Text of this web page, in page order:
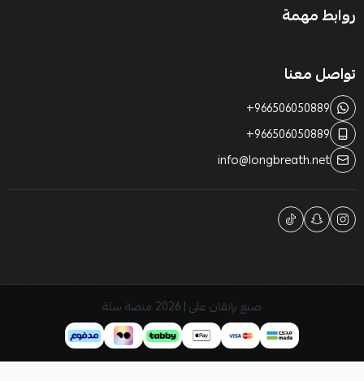
روابط مهمة
تواصل معنا
+966506050889
+966506050889
info@longbreath.net
صنع بإتقان على | 2026 منصة سلة